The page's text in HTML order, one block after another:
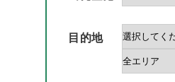
目的地